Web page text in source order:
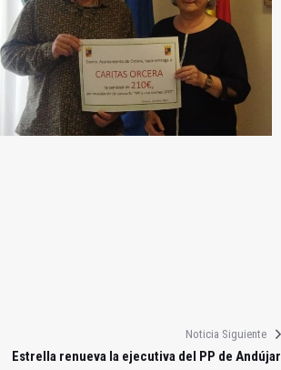
Noticia Siguiente
Estrella renueva la ejecutiva del PP de Andújar